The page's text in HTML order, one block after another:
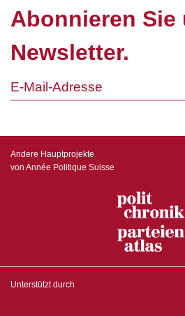
Abonnieren Sie
Newsletter.
Andere Hauptprojekte
von Année Politique Suisse
Unterstützt durch